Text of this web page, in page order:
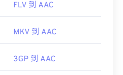
FLV 到 AAC
MKV 到 AAC
3GP 到 AAC